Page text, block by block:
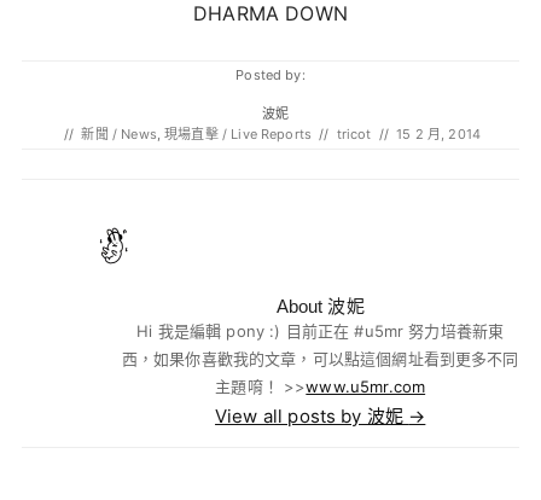
DHARMA DOWN
Posted by:
波妮
// 新聞 / News,現場直擊 / Live Reports // tricot // 15 2 月, 2014
About 波妮
Hi 我是編輯 pony :) 目前正在 #u5mr 努力培養新東
西，如果你喜歡我的文章，可以點這個網址看到更多不同
主題唷！ >>www.u5mr.com
View all posts by 波妮 →